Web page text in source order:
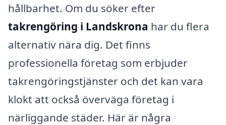
hållbarhet. Om du söker efter
takrengöring i Landskrona har du flera
alternativ nära dig. Det finns
professionella företag som erbjuder
takrengöringstjänster och det kan vara
klokt att också överväga företag i
närliggande städer. Här är några